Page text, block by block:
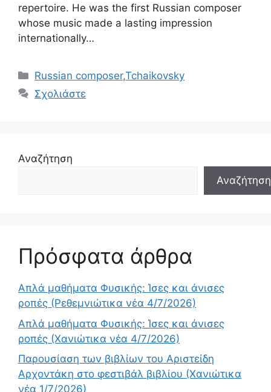
repertoire. He was the first Russian composer
whose music made a lasting impression
internationally…
Κατηγορίες
Russian composer,Tchaikovsky
Σχολιάστε
Αναζήτηση
Αναζήτηση
Πρόσφατα άρθρα
Απλά μαθήματα Φυσικής: Ίσες και άνισες
ροπές (Ρεθεμνιώτικα νέα 4/7/2026)
Απλά μαθήματα Φυσικής: Ίσες και άνισες
ροπές (Χανιώτικα νέα 4/7/2026)
Παρουσίαση των βιβλίων του Αριστείδη
Αρχοντάκη στο φεστιβάλ βιβλίου (Χανιώτικα
νέα 1/7/2026)